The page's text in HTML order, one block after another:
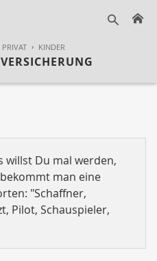
PRIVAT KINDER
willst Du mal werden,
man eine
"Schaffner,
Pilot, Schauspieler,